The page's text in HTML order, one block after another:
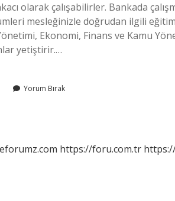
olarak çalışabilirler. Bankada
mesleğinizle doğrudan ilgili
Ekonomi, Finans ve Kamu
yetiştirir.…
Yorum Bırak
https://foru.com.tr